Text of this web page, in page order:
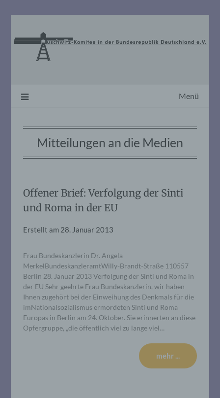
Menü
Mitteilungen an die Medien
Offener Brief: Verfolgung der Sinti
und Roma in der EU
Erstellt am 28. Januar 2013
Frau Bundeskanzlerin Dr. Angela
MerkelBundeskanzleramtWilly-Brandt-Straße 110557
Berlin 28. Januar 2013 Verfolgung der Sinti und Roma in
der EU Sehr geehrte Frau Bundeskanzlerin, wir haben
Ihnen zugehört bei der Einweihung des Denkmals für die
imNationalsozialismus ermordeten Sinti und Roma
Europas in Berlin am 24. Oktober. Sie erinnerten an diese
Opfergruppe, „die öffentlich viel zu lange viel…
mehr ...